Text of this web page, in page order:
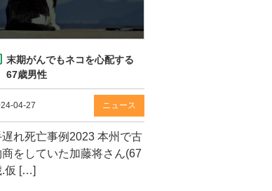
末期がんでもネコを心配する
67歳男性
04-27 ニュース
遅れ死亡事例2023 本州で古
商をしていた加藤将さん(67
.仮 […]